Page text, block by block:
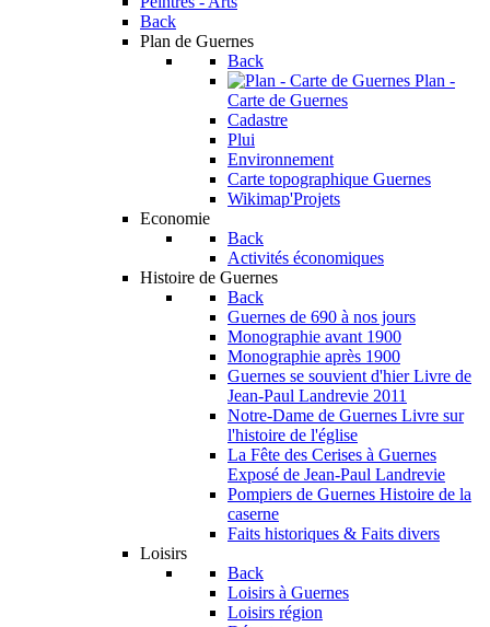
Back
Plan de Guernes
Back
Plan -
Carte de Guernes
Cadastre
Plui
Environnement
Carte topographique Guernes
Wikimap'Projets
Economie
Back
Activités économiques
Histoire de Guernes
Back
Guernes de 690 à nos jours
Monographie avant 1900
Monographie après 1900
Guernes se souvient d'hier Livre de
Jean-Paul Landrevie 2011
Notre-Dame de Guernes Livre sur
l'histoire de l'église
La Fête des Cerises à Guernes
Exposé de Jean-Paul Landrevie
Pompiers de Guernes Histoire de la
caserne
Faits historiques & Faits divers
Loisirs
Back
Loisirs à Guernes
Loisirs région